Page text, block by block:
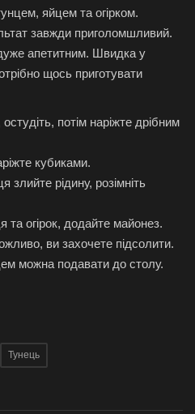
яйцем та огірком.
завжди приголомшливий.
апетитним. Швидка у
щось приготувати
потім наріжте дрібним
кубиками.
злийте рідину, розімніть
та огірок, додайте майонез.
ви захочете підсолити.
можна подавати до столу.
Тунець